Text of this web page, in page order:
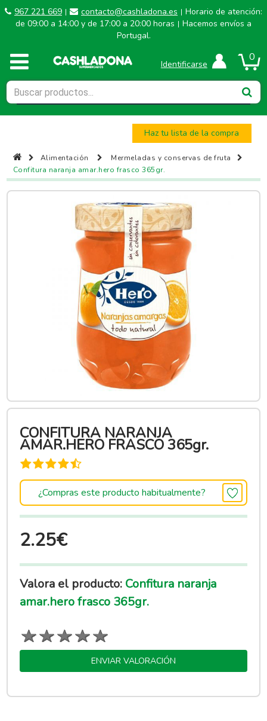
967 221 669 | contacto@cashladona.es | Horario de atención:
de 09:00 a 14:00 y de 17:00 a 20:00 horas | Hacemos envíos a
Portugal.
0
Identificarse
Haz tu lista de la compra
Alimentación
Mermeladas y conservas de fruta
Confitura naranja amar.hero frasco 365gr.
CONFITURA NARANJA
AMAR.HERO FRASCO 365gr.
¿Compras este producto habitualmente?
2.25€
Valora el producto: Confitura naranja
amar.hero frasco 365gr.
ENVIAR VALORACIÓN